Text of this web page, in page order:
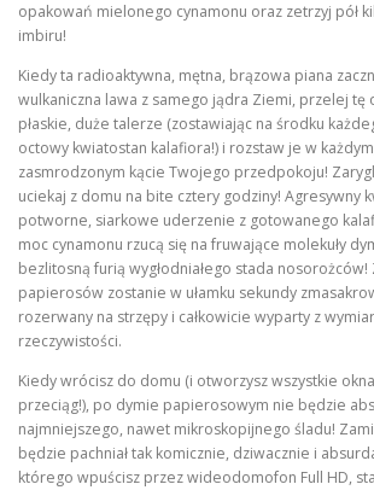
opakowań mielonego cynamonu oraz zetrzyj pół
imbiru!
Kiedy ta radioaktywna, mętna, brązowa piana
wulkaniczna lawa z samego jądra Ziemi, przelej tę
płaskie, duże talerze (zostawiając na środku
octowy kwiatostan kalafiora!) i rozstaw je w
zasmrodzonym kącie Twojego przedpokoju!
uciekaj z domu na bite cztery godziny! Agresywny
potworne, siarkowe uderzenie z gotowanego
moc cynamonu rzucą się na fruwające molekuły
bezlitosną furią wygłodniałego stada nosorożców!
papierosów zostanie w ułamku sekundy
rozerwany na strzępy i całkowicie wyparty z
rzeczywistości.
Kiedy wrócisz do domu (i otworzysz wszystkie
przeciąg!), po dymie papierosowym nie będzie
najmniejszego, nawet mikroskopijnego śladu!
będzie pachniał tak komicznie, dziwacznie i
którego wpuścisz przez wideodomofon Full HD,